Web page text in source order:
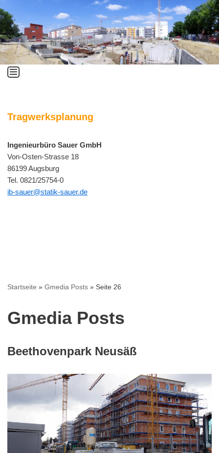
Zum
Inhalt
springen
Tragwerksplanung
Ingenieurbüro Sauer GmbH
Von-Osten-Strasse 18
86199 Augsburg
Tel. 0821/25754-0
ib-sauer@statik-sauer.de
Startseite » Gmedia Posts » Seite 26
Gmedia Posts
Beethovenpark Neusäß